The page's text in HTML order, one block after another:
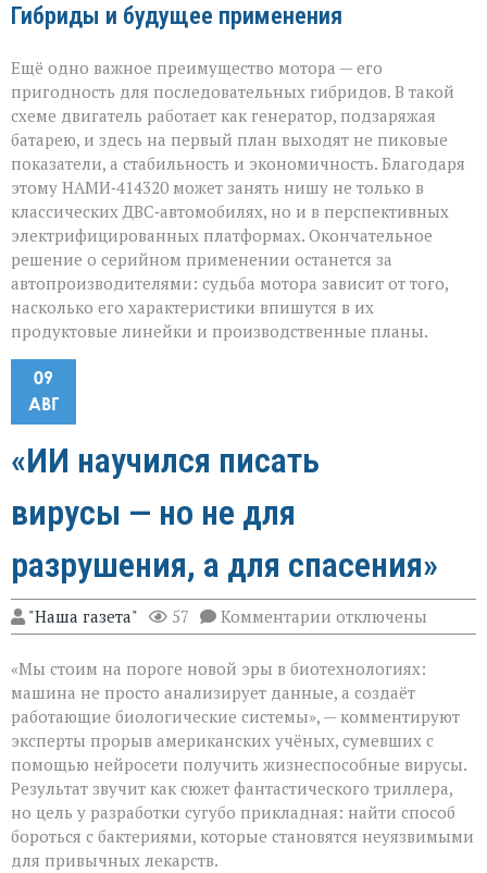
Гибриды и будущее применения
Ещё одно важное преимущество мотора — его
пригодность для последовательных гибридов. В такой
схеме двигатель работает как генератор, подзаряжая
батарею, и здесь на первый план выходят не пиковые
показатели, а стабильность и экономичность. Благодаря
этому НАМИ‑414320 может занять нишу не только в
классических ДВС‑автомобилях, но и в перспективных
электрифицированных платформах. Окончательное
решение о серийном применении останется за
автопроизводителями: судьба мотора зависит от того,
насколько его характеристики впишутся в их
продуктовые линейки и производственные планы.
09
АВГ
«ИИ научился писать
вирусы — но не для
разрушения, а для спасения»
"Наша газета" 57 Комментарии к
записи
научился
писать
вирусы — но
не
для
разрушения,
а
для
спасения»
отключены
«Мы стоим на пороге новой эры в биотехнологиях:
машина не просто анализирует данные, а создаёт
работающие биологические системы», — комментируют
эксперты прорыв американских учёных, сумевших с
помощью нейросети получить жизнеспособные вирусы.
Результат звучит как сюжет фантастического триллера,
но цель у разработки сугубо прикладная: найти способ
бороться с бактериями, которые становятся неуязвимыми
для привычных лекарств.